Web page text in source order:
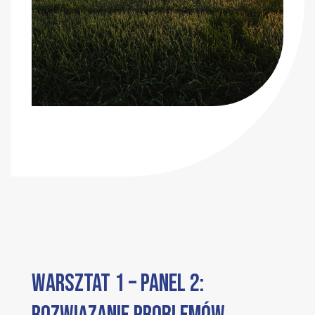
WARSZTAT 1 – PANEL 2: